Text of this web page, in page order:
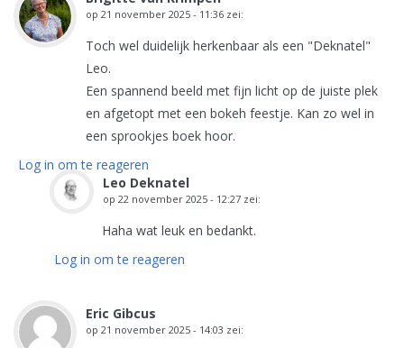
op 21 november 2025 - 11:36 zei:
Toch wel duidelijk herkenbaar als een "Deknatel"
Leo.
Een spannend beeld met fijn licht op de juiste plek
en afgetopt met een bokeh feestje. Kan zo wel in
een sprookjes boek hoor.
Log in om te reageren
Leo Deknatel
op 22 november 2025 - 12:27 zei:
Haha wat leuk en bedankt.
Log in om te reageren
Eric Gibcus
op 21 november 2025 - 14:03 zei: